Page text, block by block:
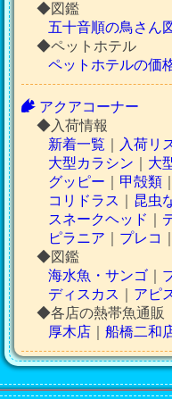
◆図鑑
五十音順の鳥さん
◆ペットホテル
ペットホテルの価
アクアコーナー
◆入荷情報
新着一覧
入荷リ
大型カラシン
大
グッピー
甲殻類
コリドラス
昆虫
スネークヘッド
ピラニア
プレコ
◆図鑑
海水魚・サンゴ
ディスカス
アピ
◆各店の熱帯魚通販
厚木店
船橋二和